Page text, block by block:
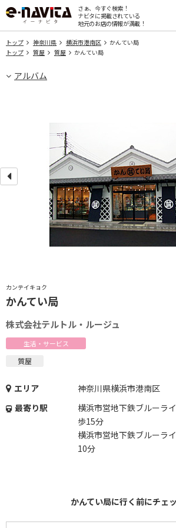
さぁ、今すぐ検索！
ナビタに掲載されている
地元のお店の情報が満載！
トップ 神奈川県 横浜市港南区
かんてい局
トップ
質屋 質屋 かんてい局
アルバム
カンテイキョク
かんてい局
株式会社テルトル・ルージュ
生活・サービス
質屋
エリア
神奈川県横浜市港南区
最寄り駅
横浜市営地下鉄ブルーラ
歩15分
横浜市営地下鉄ブルーラ
10分
かんてい局に行く前にチェ